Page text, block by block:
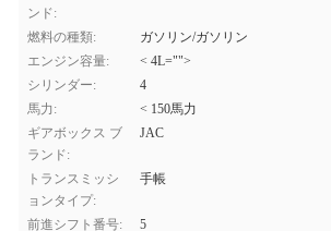
ンド:
燃料の種類:
ガソリン/ガソリン
エンジン容量:
< 4L="">
シリンダー:
4
馬力:
< 150馬力
ギアボックス ブ
ランド:
JAC
トランスミッシ
ョンタイプ:
手帳
前進シフト番号:
5